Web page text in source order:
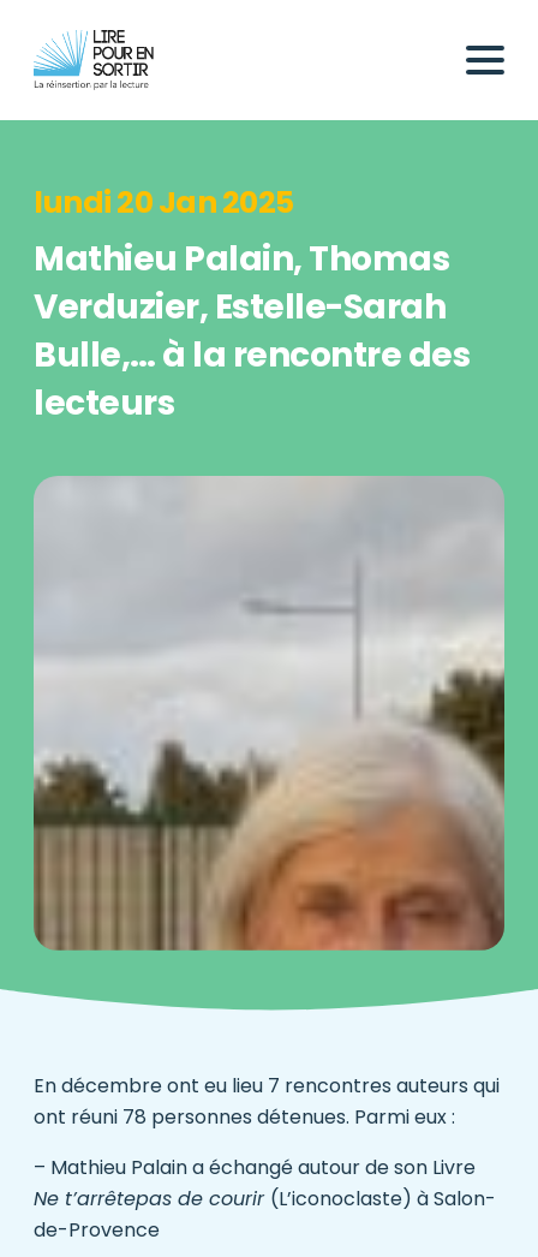
lundi 20 Jan 2025
Mathieu Palain, Thomas
Verduzier, Estelle-Sarah
Bulle,… à la rencontre des
lecteurs
En décembre ont eu lieu 7 rencontres auteurs qui
ont réuni 78 personnes détenues. Parmi eux :
– Mathieu Palain a échangé autour de son Livre
Ne t’arrêtepas de courir (L’iconoclaste) à Salon-
de-Provence